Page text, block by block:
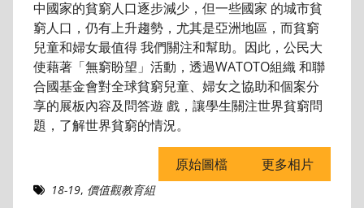
中國家的貧窮人口逐步減少，但一些國家 的城市貧
窮人口，仍有上升趨勢，尤其是亞洲地區，而貧窮
兒童和婦女最值得 我們關注和幫助。因此，公民大
使藉著「無窮盼望」活動，透過WATOTO組織 和聯
合國基金會對全球貧窮兒童、婦女之協助和個案分
享的展板內容及問答遊 戲，讓學生關注世界貧窮問
題，了解世界貧窮的情況。
原始圖檔 更多相片
18-19, 價值觀教育組